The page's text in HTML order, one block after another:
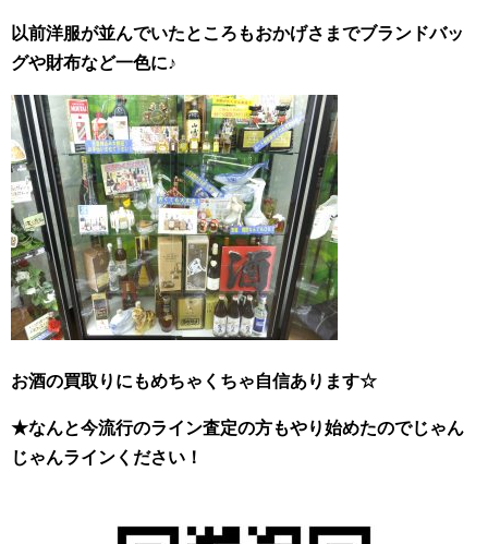
以前洋服が並んでいたところもおかげさまでブランドバッ
グや財布など一色に♪
お酒の買取りにもめちゃくちゃ自信あります☆
★なんと今流行のライン査定の方もやり始めたのでじゃん
じゃんラインください！